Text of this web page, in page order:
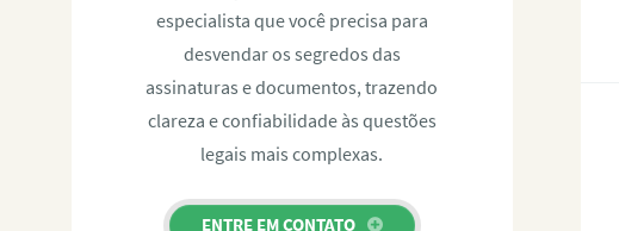
especialista que você precisa para
desvendar os segredos das
assinaturas e documentos, trazendo
clareza e confiabilidade às questões
legais mais complexas.
ENTRE EM CONTATO